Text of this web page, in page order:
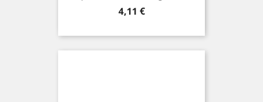
Preis
4,11 €